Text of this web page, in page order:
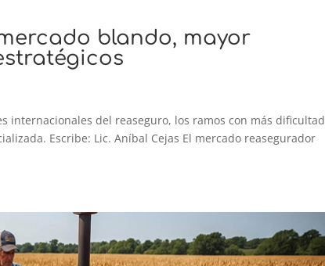
blando, mayor
internacionales del reaseguro, los ramos con más
Escribe: Lic. Aníbal Cejas El mercado reasegurador